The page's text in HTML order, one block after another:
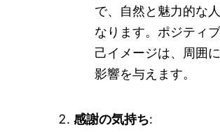
で、自然と魅力的な
なります。ポジティ
己イメージは、周囲
影響を与えます。
感謝の気持ち: